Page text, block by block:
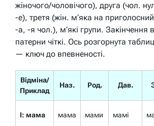
жіночого/чоловічого), друга (чол.
-е), третя (жін. м’яка на
-а, -я чол.), м’які групи. Закінчення
патерни чіткі. Ось розгорнута
— ключ до впевненості.
Відміна/
Приклад
Наз. Род. Дав.
I: мама мама мами мамі